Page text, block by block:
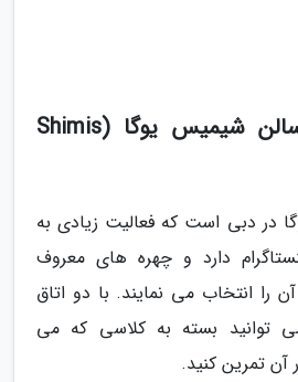
یوگا در دبی با سالن شیمیس یوگا (Shimis
در دبی است که فعالیت زیادی به
دارد و چهره های معروف
را انتخاب می نمایند. با دو اتاق
توانید بسته به کلاسی که می
آن تمرین کنید.